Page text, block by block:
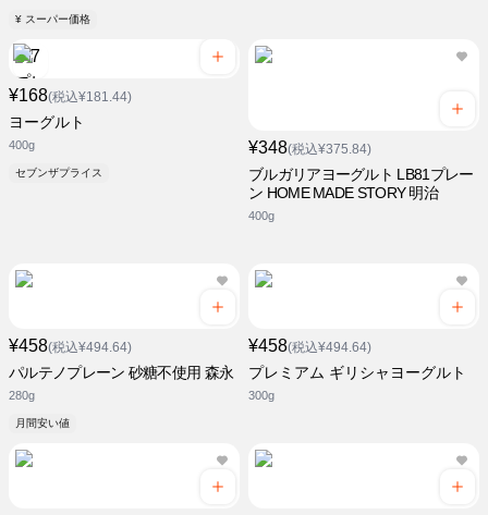
¥ スーパー価格
¥168(税込¥181.44)
ヨーグルト
400g
セブンザプライス
¥348(税込¥375.84)
ブルガリアヨーグルト LB81プレー
ン HOME MADE STORY 明治
400g
¥458(税込¥494.64)
パルテノプレーン 砂糖不使用 森永
280g
月間安い値
¥458(税込¥494.64)
プレミアム ギリシャヨーグルト
300g